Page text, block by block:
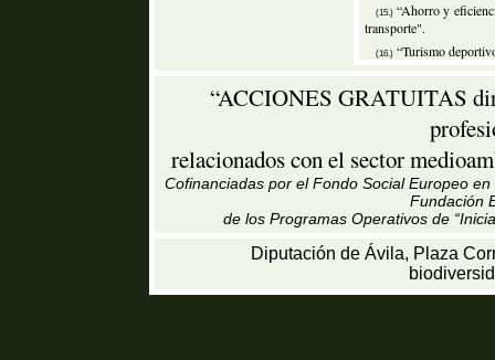
(15.) “Ahorro y
transporte".
(16.) “Turismo
“ACCIONES GRATUITAS
relacionados con el sector
Cofinanciadas por el Fondo Social Europeo
Fundación
de los Programas Operativos de
Diputación de Ávila, Plaza